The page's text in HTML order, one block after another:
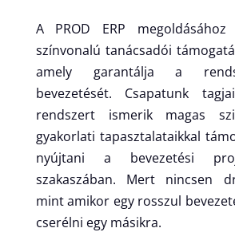
A PROD ERP
színvonalú tanácsadói
amely garantálja a
bevezetését. Csapatunk
rendszert ismerik magas
gyakorlati tapasztalataikkal
nyújtani a bevezetési
szakaszában. Mert nincsen
mint amikor egy rosszul
cserélni egy másikra.